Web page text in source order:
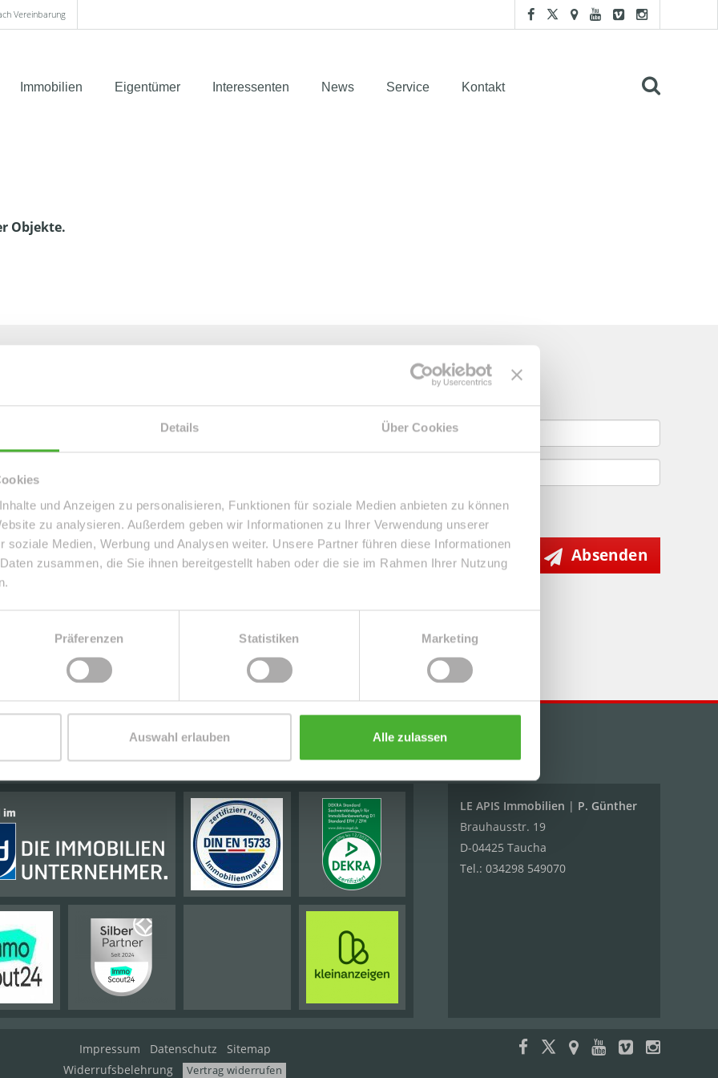
Details Über Cookies
und Anzeigen zu personalisieren, Funktionen für soziale Medien anbieten zu können
zu analysieren. Außerdem geben wir Informationen zu Ihrer Verwendung unserer
soziale Medien, Werbung und Analysen weiter. Unsere Partner führen diese Informationen
zusammen, die Sie ihnen bereitgestellt haben oder die sie im Rahmen Ihrer Nutzung
Präferenzen Statistiken Marketing
Auswahl erlauben Alle zulassen
Vereinbarung
Immobilien Eigentümer Interessenten News Service Kontakt
Objekte.
über passende neue Angebote
Ich stimme zu, dass meine
erhoben und
per E-Mail an info@le-apis-
Absenden
LE APIS Immobilien | P. Günther
Brauhausstr. 19
D-04425 Taucha
Tel.: 034298 549070
Impressum Datenschutz
Sitemap
Widerrufsbelehrung
Vertrag widerrufen